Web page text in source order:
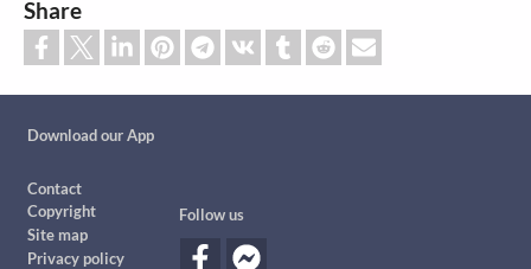
Share
Download our App
Contact
Copyright
Site map
Privacy policy
Follow us